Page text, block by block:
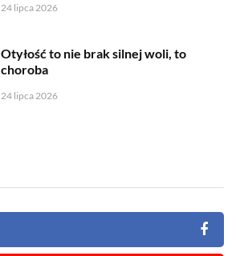
24 lipca 2026
Otyłość to nie brak silnej woli, to
choroba
24 lipca 2026